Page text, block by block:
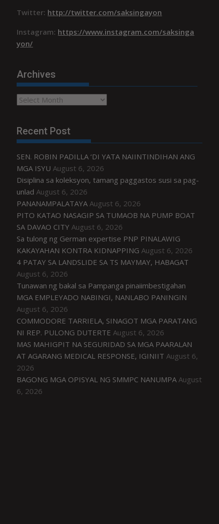
Twitter: http://twitter.com/saksingayon
Instagram: https://www.instagram.com/saksinga
yon/
Archives
Archives
Recent Post
SEN. ROBIN PADILLA ‘DI YATA NAIINTINDIHAN ANG
MGA ISYU August 6, 2026
Disiplina sa koleksyon, tamang paggastos susi sa pag-
unlad August 6, 2026
PANANAMPALATAYA August 6, 2026
PITO KATAO NASAGIP SA TUMAOB NA PUMP BOAT
SA DAVAO CITY August 6, 2026
Sa tulong ng German expertise PNP PINALAWIG
KAKAYAHAN KONTRA KIDNAPPING August 6, 2026
4 PATAY SA LANDSLIDE SA TS MAYMAY, HABAGAT
August 6, 2026
Tunawan ng bakal sa Pampanga pinaiimbestigahan
MGA EMPLEYADO NABINGI, NANLABO PANINGIN
August 6, 2026
COMMODORE TARRIELA, SINAGOT MGA PARATANG
NI REP. PULONG DUTERTE August 6, 2026
MAS MAHIGPIT NA SEGURIDAD SA MGA PAARALAN
AT AGARANG MEDICAL RESPONSE, IGINIIT August 6,
2026
BAGONG MGA OPISYAL NG SMMPC NANUMPA August
6, 2026